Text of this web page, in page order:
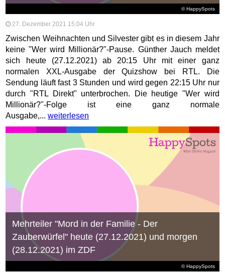
© HappySpots
27. Dezember 2021 15:04 Uhr
Zwischen Weihnachten und Silvester gibt es in diesem Jahr
keine "Wer wird Millionär?"-Pause. Günther Jauch meldet
sich heute (27.12.2021) ab 20:15 Uhr mit einer ganz
normalen XXL-Ausgabe der Quizshow bei RTL. Die
Sendung läuft fast 3 Stunden und wird gegen 22:15 Uhr nur
durch "RTL Direkt" unterbrochen. Die heutige "Wer wird
Millionär?"-Folge ist eine ganz normale
Ausgabe,...weiterlesen
© HappySpots
Mehrteiler "Mord in der Familie - Der
Zauberwürfel" heute (27.12.2021) und morgen
(28.12.2021) im ZDF